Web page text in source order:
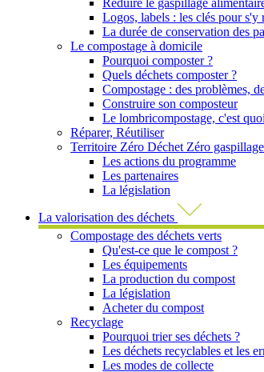
Réduire le gaspillage
Logos, labels : les clés pour s'y
La durée de conservation des
Le compostage à domicile
Pourquoi composter ?
Quels déchets composter ?
Compostage : des problèmes,
Construire son composteur
Le lombricompostage, c'est
Réparer, Réutiliser
Territoire Zéro Déchet Zéro gaspillage
Les actions du programme
Les partenaires
La législation
La valorisation des déchets
Compostage des déchets verts
Qu'est-ce que le compost ?
Les équipements
La production du compost
La législation
Acheter du compost
Recyclage
Pourquoi trier ses déchets ?
Les déchets recyclables et les
Les modes de collecte